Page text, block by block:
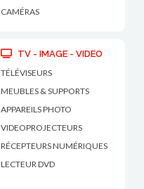
CAMÉRAS
TV - IMAGE - VIDEO
TÉLÉVISEURS
MEUBLES & SUPPORTS
APPAREILS PHOTO
VIDEOPROJECTEURS
RÉCEPTEURS NUMÉRIQUES
LECTEUR DVD